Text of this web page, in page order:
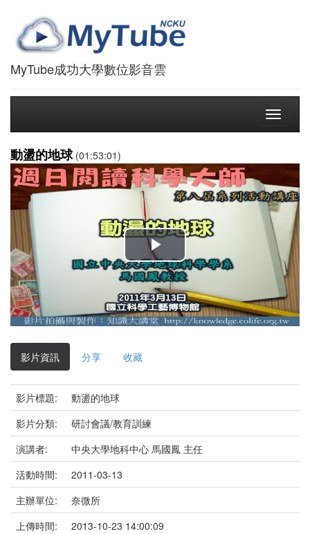
MyTube成功大學數位影音雲
Toggle
動盪的地球(01:53:01)
播
放
影
影片資訊 分享 收藏
影片標題:
動盪的地球
影片分類:
研討會議/教育訓練
演講者:
中央大學地科中心 馬國鳳 主任
活動時間:
2011-03-13
主辦單位:
奈微所
上傳時間:
2013-10-23 14:00:09